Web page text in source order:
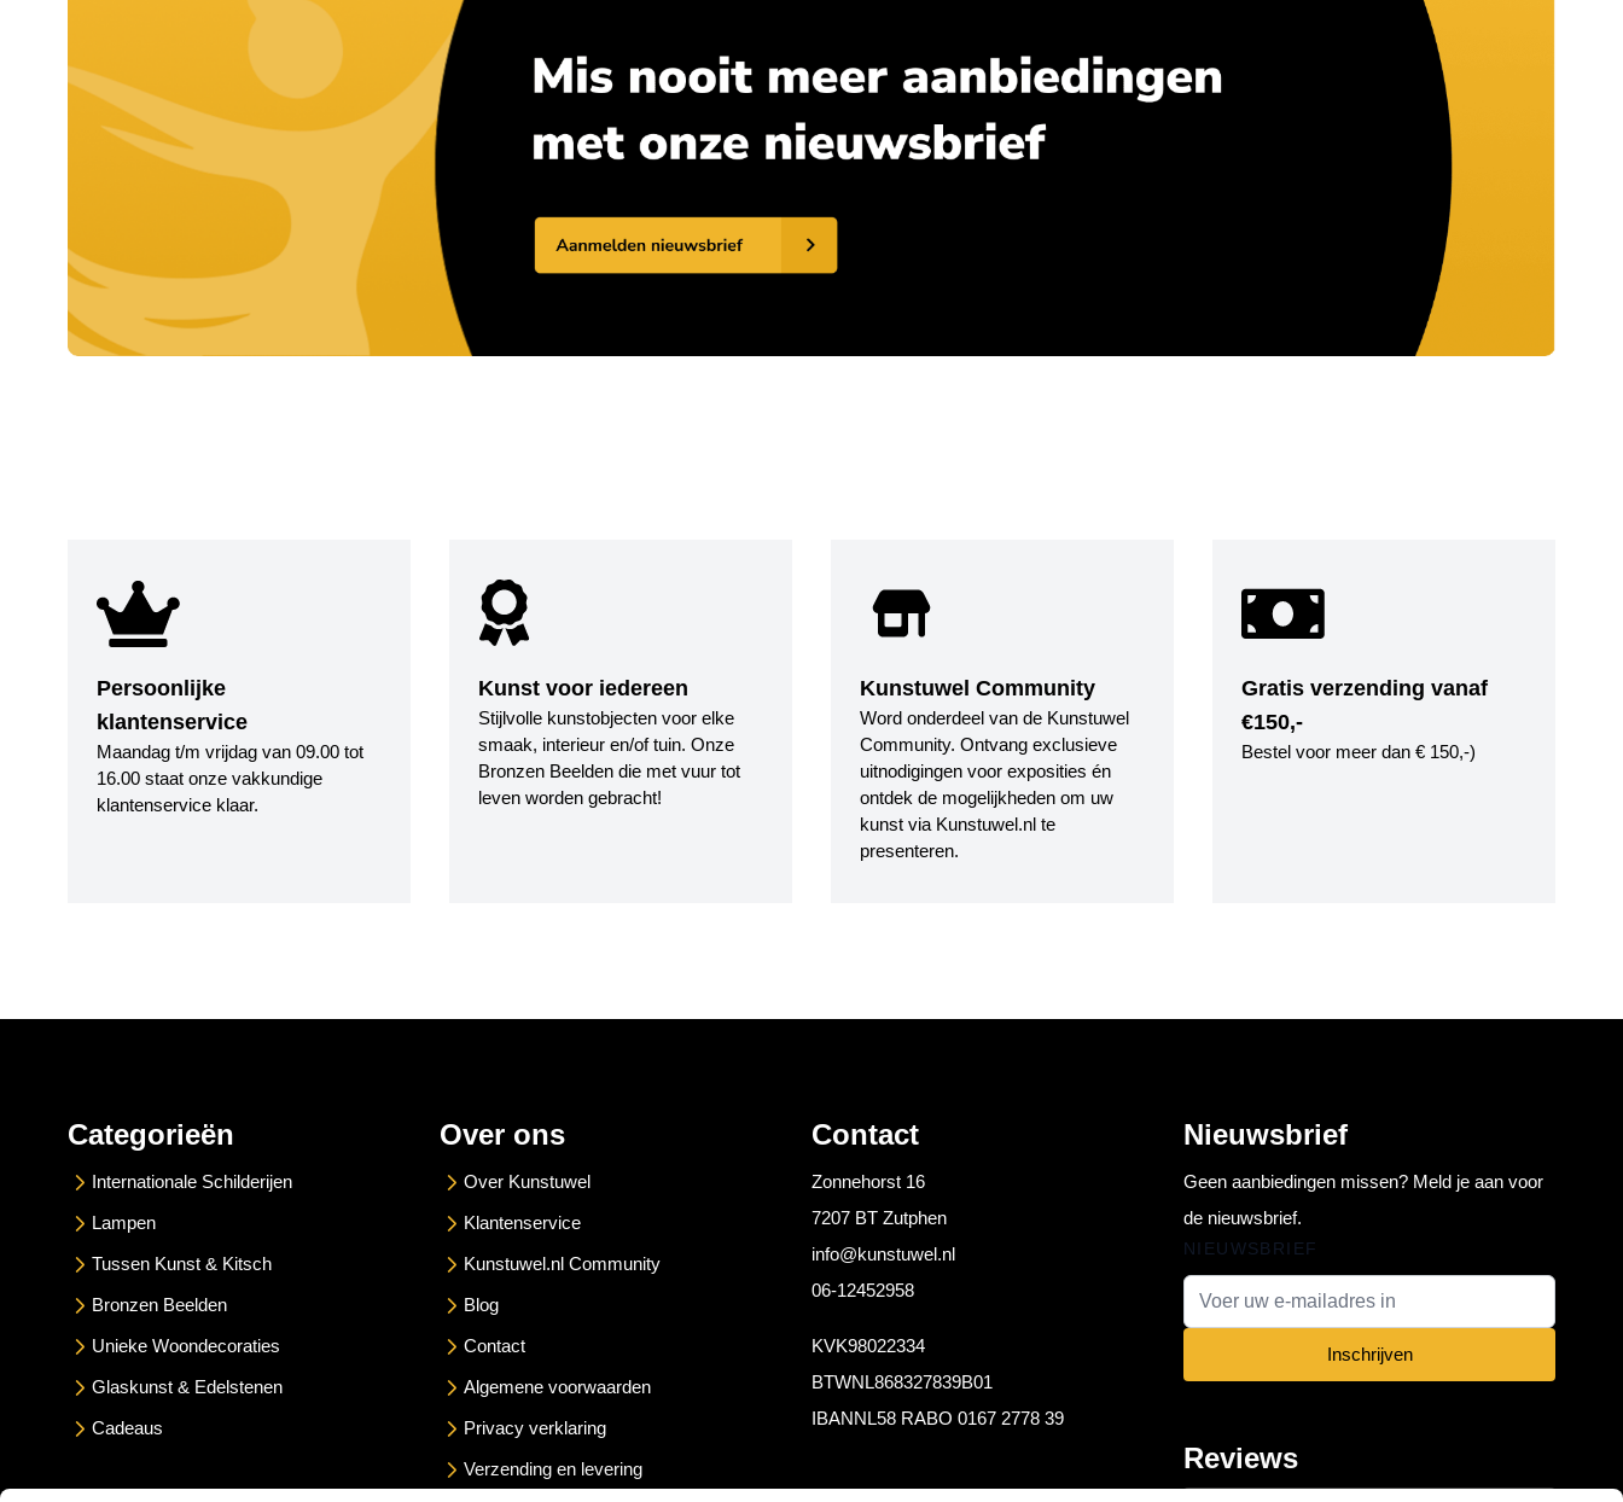
Persoonlijke
klantenservice
Maandag t/m vrijdag van 09.00 tot
16.00 staat onze vakkundige
klantenservice klaar.
Kunst voor iedereen
Stijlvolle kunstobjecten voor elke
smaak, interieur en/of tuin. Onze
Bronzen Beelden die met vuur tot
leven worden gebracht!
Kunstuwel Community
Word onderdeel van de Kunstuwel
Community. Ontvang exclusieve
uitnodigingen voor exposities én
ontdek de mogelijkheden om uw
kunst via Kunstuwel.nl te
presenteren.
Gratis verzending vanaf
€150,-
Bestel voor meer dan € 150,-)
Categorieën
Internationale Schilderijen
Lampen
Tussen Kunst & Kitsch
Bronzen Beelden
Unieke Woondecoraties
Glaskunst & Edelstenen
Cadeaus
Over ons
Over Kunstuwel
Klantenservice
Kunstuwel.nl Community
Blog
Contact
Algemene voorwaarden
Privacy verklaring
Verzending en levering
Contact
Zonnehorst 16
7207 BT Zutphen
info@kunstuwel.nl
06-12452958
KVK98022334
BTWNL868327839B01
IBANNL58 RABO 0167 2778 39
Nieuwsbrief
Geen aanbiedingen missen? Meld je aan voor
de nieuwsbrief.
NIEUWSBRIEF
E-mail adres
Inschrijven
Reviews